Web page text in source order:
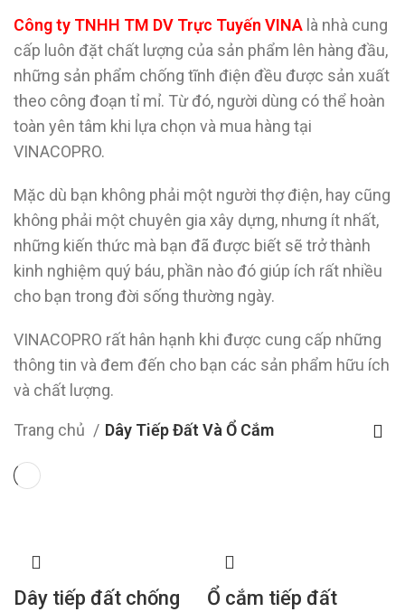
Công ty TNHH TM DV Trực Tuyến VINA là nhà cung
cấp luôn đặt chất lượng của sản phẩm lên hàng đầu,
những sản phẩm chống tĩnh điện đều được sản xuất
theo công đoạn tỉ mỉ. Từ đó, người dùng có thể hoàn
toàn yên tâm khi lựa chọn và mua hàng tại
VINACOPRO.
Mặc dù bạn không phải một người thợ điện, hay cũng
không phải một chuyên gia xây dựng, nhưng ít nhất,
những kiến thức mà bạn đã được biết sẽ trở thành
kinh nghiệm quý báu, phần nào đó giúp ích rất nhiều
cho bạn trong đời sống thường ngày.
VINACOPRO rất hân hạnh khi được cung cấp những
thông tin và đem đến cho bạn các sản phẩm hữu ích
và chất lượng.
Trang chủ Dây Tiếp Đất Và Ổ Cắm
Dây tiếp đất chống
Ổ cắm tiếp đất